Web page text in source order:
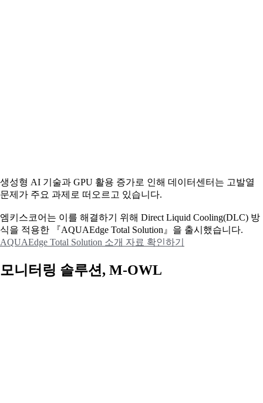
생성형 AI 기술과 GPU 활용 증가로 인해 데이터센터는 고발열
문제가 주요 과제로 떠오르고 있습니다.
엠키스코어는 이를 해결하기 위해 Direct Liquid Cooling(DLC) 방
식을 적용한 『AQUAEdge Total Solution』을 출시했습니다.
AQUAEdge Total Solution 소개 자료 확인하기
모니터링 솔루션, M-OWL